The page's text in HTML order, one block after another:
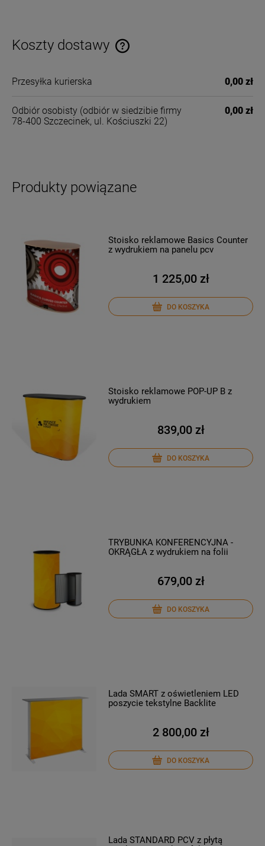
Koszty dostawy
Cena nie zawiera ewentualnych kosztów płatności
Przesyłka kurierska 0,00 zł
Odbiór osobisty (odbiór w siedzibie firmy
78-400 Szczecinek, ul. Kościuszki 22)
0,00 zł
Produkty powiązane
Stoisko reklamowe Basics Counter
z wydrukiem na panelu pcv
1 225,00 zł
DO KOSZYKA
Stoisko reklamowe POP-UP B z
wydrukiem
839,00 zł
DO KOSZYKA
TRYBUNKA KONFERENCYJNA -
OKRĄGŁA z wydrukiem na folii
679,00 zł
DO KOSZYKA
Lada SMART z oświetleniem LED
poszycie tekstylne Backlite
2 800,00 zł
DO KOSZYKA
Lada STANDARD PCV z płytą